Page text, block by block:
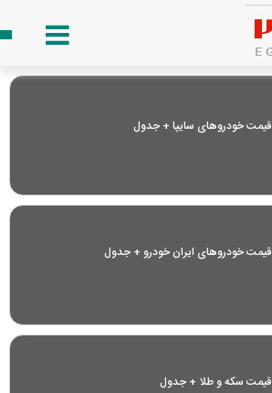
قیمت خودرو‌های سایپا + جدول
قیمت خودرو‌های ایران خودرو + جدول
قیمت سکه و طلا + جدول